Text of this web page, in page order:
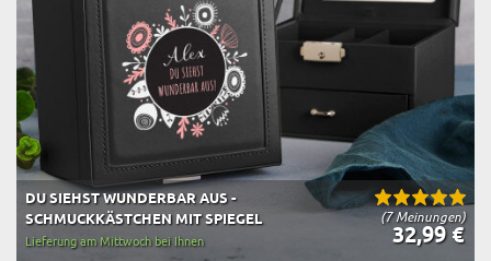
(7 Meinungen)
DU SIEHST WUNDERBAR AUS -
SCHMUCKKÄSTCHEN MIT SPIEGEL
32,99 €
Lieferung am Mittwoch bei Ihnen